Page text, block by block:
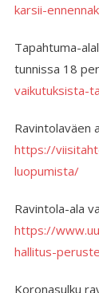
karsii-
Tapahtuma-
tunnissa 18
vaikutuksista-
Ravintolaväen
https://
luopumista/
Ravintola-ala
https://
hallitus-
Koronasulku